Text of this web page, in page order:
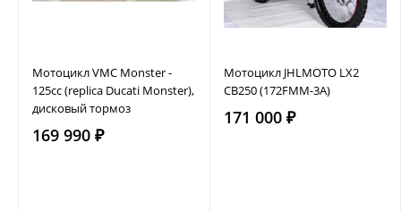
Мотоцикл VMC Monster -
125сс (replica Ducati Monster),
дисковый тормоз
169 990 ₽
Мотоцикл JHLMOTO LX2
CB250 (172FMM-3A)
171 000 ₽